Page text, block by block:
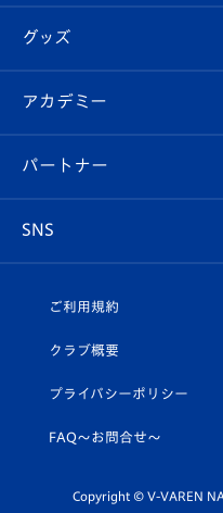
チケット
イベント
メディア
ホームタウン
スタッフプロフィール
マスコット紹介
平和祈念活動
ホームタウン活動
はじめての観戦ガイド
Revive Team
ヴィヴィくんの長崎おも
フォトギャラリー
スタジアムグルメ
チケット
V-LOVERS（ファンクラ
プレイヤーズスイート
グッズ
オンラインショップ
店舗情報
アカデミー
育成からのお知らせ
U-18
スクール
パートナー
SNS
ヴィヴィくんインスタグ
公式LINE＠
ご利用規約
クラブ概要
プライバシーポリシー
FAQ〜お問合せ〜
Copyright © V-VAREN